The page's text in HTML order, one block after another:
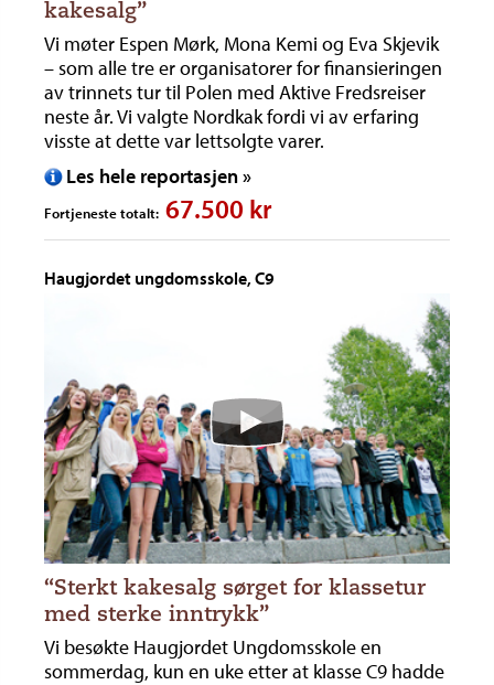
kakesalg”
Vi møter Espen Mørk, Mona Kemi og Eva Skjevik
– som alle tre er organisatorer for finansieringen
av trinnets tur til Polen med Aktive Fredsreiser
neste år. Vi valgte Nordkak fordi vi av erfaring
visste at dette var lettsolgte varer.
Les hele reportasjen »
Fortjeneste totalt: 67.500 kr
Haugjordet ungdomsskole, C9
“Sterkt kakesalg sørget for klassetur
med sterke inntrykk”
Vi besøkte Haugjordet Ungdoms­skole en
sommerdag, kun en uke etter at klasse C9 hadde